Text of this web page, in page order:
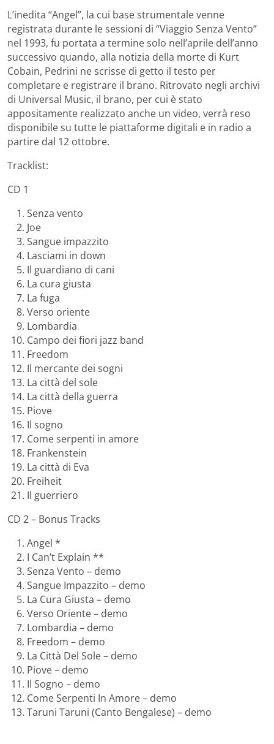
L’inedita “Angel”, la cui base strumentale venne
registrata durante le sessioni di “Viaggio Senza Vento”
nel 1993, fu portata a termine solo nell’aprile dell’anno
successivo quando, alla notizia della morte di Kurt
Cobain, Pedrini ne scrisse di getto il testo per
completare e registrare il brano. Ritrovato negli archivi
di Universal Music, il brano, per cui è stato
appositamente realizzato anche un video, verrà reso
disponibile su tutte le piattaforme digitali e in radio a
partire dal 12 ottobre.
Tracklist:
CD 1
Senza vento
Joe
Sangue impazzito
Lasciami in down
Il guardiano di cani
La cura giusta
La fuga
Verso oriente
Lombardia
Campo dei fiori jazz band
Freedom
Il mercante dei sogni
La città del sole
La città della guerra
Piove
Il sogno
Come serpenti in amore
Frankenstein
La città di Eva
Freiheit
Il guerriero
CD 2 – Bonus Tracks
Angel *
I Can’t Explain **
Senza Vento – demo
Sangue Impazzito – demo
La Cura Giusta – demo
Verso Oriente – demo
Lombardia – demo
Freedom – demo
La Città Del Sole – demo
Piove – demo
Il Sogno – demo
Come Serpenti In Amore – demo
Taruni Taruni (Canto Bengalese) – demo